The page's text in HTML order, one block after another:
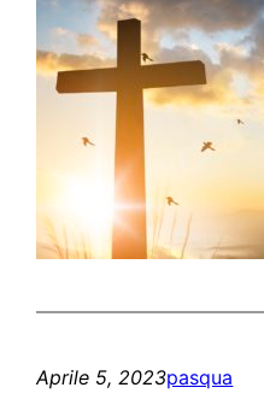
Aprile 5, 2023pasqua